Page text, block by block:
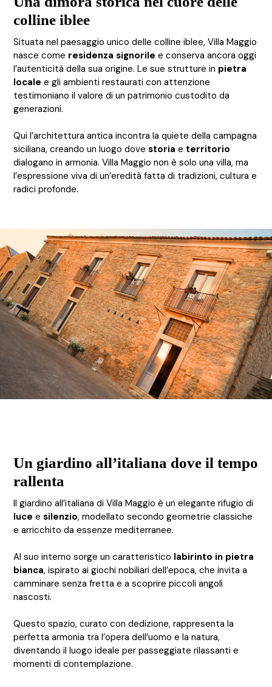
colline iblee
Situata nel paesaggio unico delle colline iblee, Villa Maggio
nasce come residenza signorilee conserva ancora oggi
l’autenticità della sua origine. Le sue strutture in pietra
locale e gli ambienti restaurati con attenzione
testimoniano il valore di un patrimonio custodito da
generazioni.
Qui l’architettura antica incontra la quiete della campagna
siciliana, creando un luogo dovestoria e territorio
dialogano in armonia. Villa Maggio non è solo una villa, ma
l’espressione viva di un’eredità fatta di tradizioni, cultura e
radici profonde.
Un giardino all’italiana dove il tempo
rallenta
Il giardino all’italiana di Villa Maggio è un elegante rifugio di
luce esilenzio, modellato secondo geometrie classiche
e arricchito da essenze mediterranee.
Al suo interno sorge un caratteristico labirinto in pietra
bianca, ispirato ai giochi nobiliari dell’epoca, che invita a
camminare senza fretta e a scoprire piccoli angoli
nascosti.
Questo spazio, curato con dedizione, rappresenta la
perfetta armonia tra l’opera dell’uomo e la natura,
diventando il luogo ideale per passeggiate rilassanti e
momenti di contemplazione.